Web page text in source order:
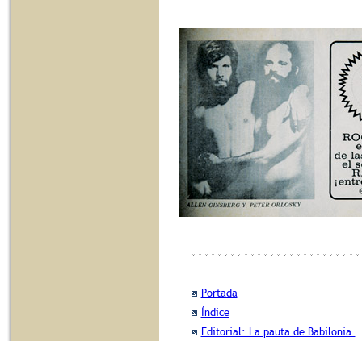
Portada
Índice
Editorial: La pauta de Babilonia.